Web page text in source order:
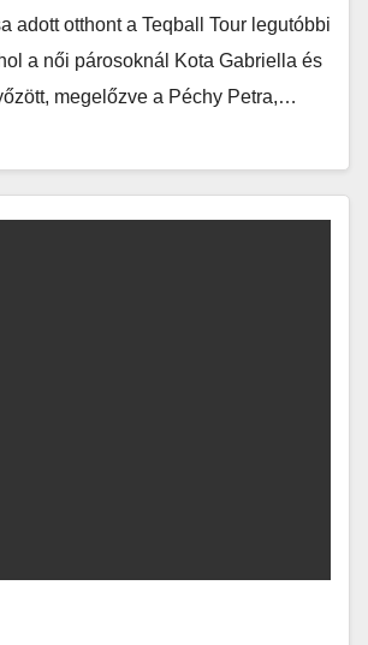
adott otthont a Teqball Tour legutóbbi
a női párosoknál Kota Gabriella és
megelőzve a Péchy Petra,…